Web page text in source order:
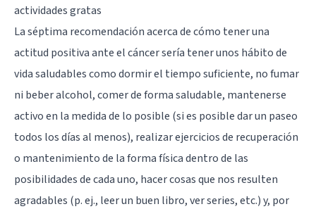
actividades gratas
La séptima recomendación acerca de cómo tener una
actitud positiva ante el cáncer sería tener unos hábito de
vida saludables como dormir el tiempo suficiente, no fumar
ni beber alcohol, comer de forma saludable, mantenerse
activo en la medida de lo posible (si es posible dar un paseo
todos los días al menos), realizar ejercicios de recuperación
o mantenimiento de la forma física dentro de las
posibilidades de cada uno, hacer cosas que nos resulten
agradables (p. ej., leer un buen libro, ver series, etc.) y, por